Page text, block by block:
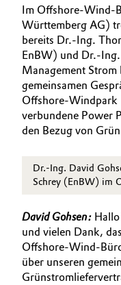
Building,
Catalysts
Chemical Industry
Circular Economy
Coatings, Paints
Consumer
Electronics &
Vorstand
Aufsichtsrat
Struktur
Business Lines
ESHQ
Governance &
Allgemeine
(AVB)
MEDIEN
EVENTS
DOCUMENTS
Im Offshore-Wind-
Württemberg AG)
bereits Dr.-Ing.
EnBW) und Dr.-
Management
gemeinsamen
Offshore-Windpark
verbundene Power
den Bezug von
Dr.-Ing. David
Schrey (EnBW) im
David Gohsen:
und vielen Dank,
Offshore-Wind-
über unseren